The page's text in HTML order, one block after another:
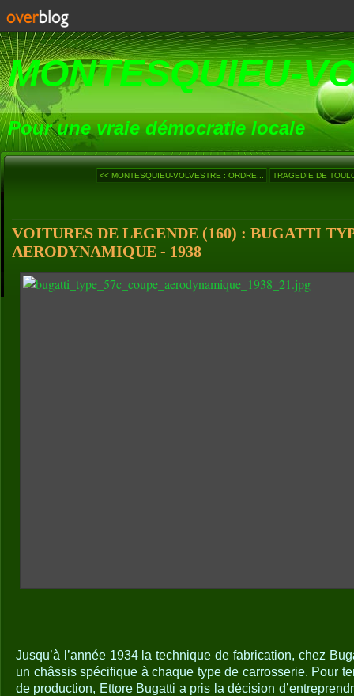
MONTESQUIEU-
Pour une vraie démocratie locale
<< MONTESQUIEU-VOLVESTRE : ORDRE... TRAGEDIE DE
VOITURES DE LEGENDE (160) : BUGATTI
AERODYNAMIQUE - 1938
Jusqu’à l’année 1934 la technique de fabrication, chez
un châssis spécifique à chaque type de carrosserie. Pour
de production, Ettore Bugatti a pris la décision